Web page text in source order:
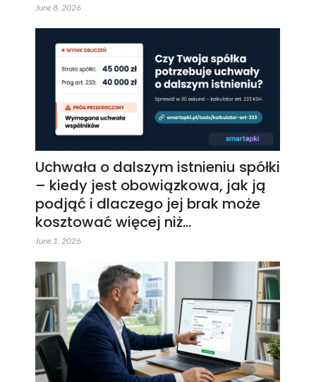
June 8, 2026
Uchwała o dalszym istnieniu spółki
– kiedy jest obowiązkowa, jak ją
podjąć i dlaczego jej brak może
kosztować więcej niż…
June 1, 2026